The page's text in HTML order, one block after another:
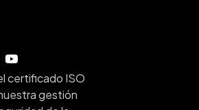
certificado ISO
gestión